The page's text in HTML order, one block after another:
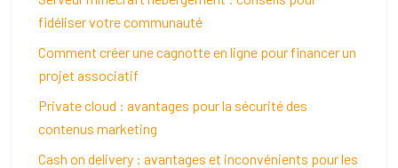
fidéliser votre communauté
Comment créer une cagnotte en ligne pour financer un
projet associatif
Private cloud : avantages pour la sécurité des
contenus marketing
Cash on delivery : avantages et inconvénients pour les